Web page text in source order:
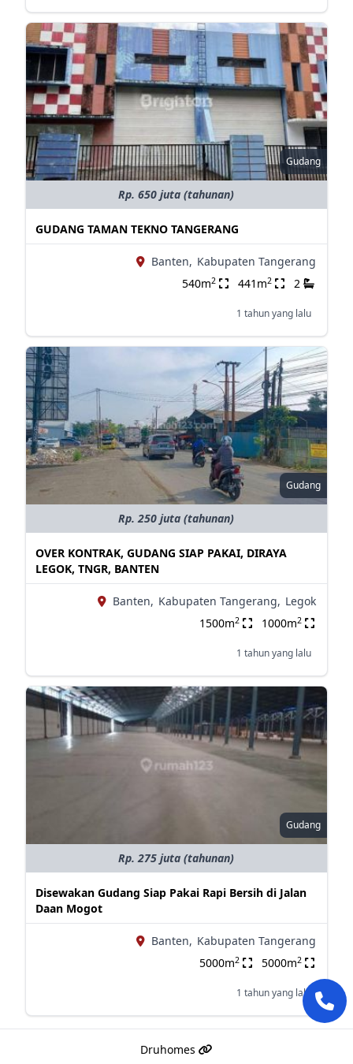
Gudang
Rp. 650 juta (tahunan)
GUDANG TAMAN TEKNO TANGERANG
Banten, Kabupaten Tangerang
540m2 441m2 2
1 tahun yang lalu
Gudang
Rp. 250 juta (tahunan)
OVER KONTRAK, GUDANG SIAP PAKAI, DIRAYA
LEGOK, TNGR, BANTEN
Banten, Kabupaten Tangerang, Legok
1500m2 1000m2
1 tahun yang lalu
Gudang
Rp. 275 juta (tahunan)
Disewakan Gudang Siap Pakai Rapi Bersih di Jalan
Daan Mogot
Banten, Kabupaten Tangerang
5000m2 5000m2
1 tahun yang lalu
Druhomes